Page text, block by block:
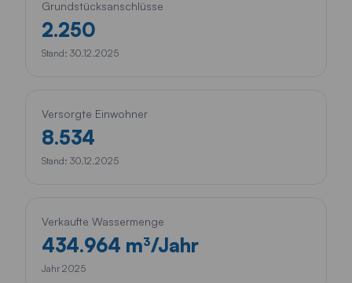
Grundstücksanschlüsse
2.250
Stand: 30.12.2025
Versorgte Einwohner
8.534
Stand: 30.12.2025
Verkaufte Wassermenge
434.964 m³/Jahr
Jahr 2025